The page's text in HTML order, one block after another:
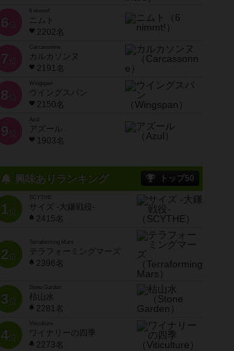
6 位
ニムト
2202名
7 位
Carcassonne
カルカソンヌ
2191名
8 位
Wingspan
ウイングスパン
2150名
9 位
Azul
アズール
1903名
興味ありランキング トップ50
1位
SCYTHE
サイズ -大鎌戦役-
2415名
2位
Terraforming Mars
テラフォーミングマーズ
2396名
3位
Stone Garden
枯山水
2281名
4位
Viticulture
ワイナリーの四季
2273名